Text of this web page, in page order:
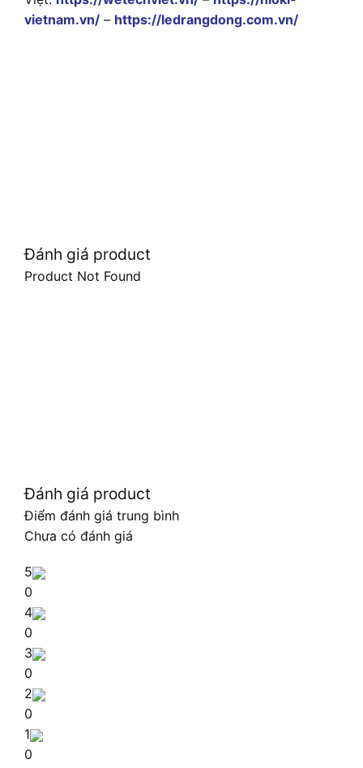
vietnam.vn/ – https://ledrangdong.com.vn/
Đánh giá product
Product Not Found
Đánh giá product
Điểm đánh giá trung bình
Chưa có đánh giá
5
0
4
0
3
0
2
0
1
0